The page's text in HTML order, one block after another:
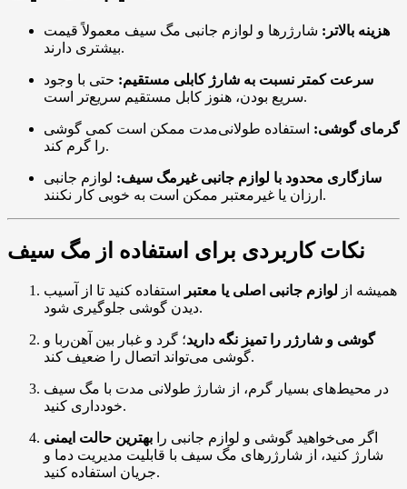
هزینه بالاتر: شارژرها و لوازم جانبی مگ سیف معمولاً قیمت
بیشتری دارند.
سرعت کمتر نسبت به شارژ کابلی مستقیم: حتی با وجود
سریع بودن، هنوز کابل مستقیم سریع‌تر است.
گرمای گوشی: استفاده طولانی‌مدت ممکن است کمی گوشی
را گرم کند.
سازگاری محدود با لوازم جانبی غیرمگ سیف: لوازم جانبی
ارزان یا غیرمعتبر ممکن است به خوبی کار نکنند.
نکات کاربردی برای استفاده از مگ سیف
همیشه از لوازم جانبی اصلی یا معتبر
استفاده کنید تا از آسیب
دیدن گوشی جلوگیری شود.
گوشی و شارژر را تمیز نگه دارید؛ گرد و غبار بین آهن‌ربا و
گوشی می‌تواند اتصال را ضعیف کند.
در محیط‌های بسیار گرم، از شارژ طولانی مدت با مگ سیف
خودداری کنید.
اگر می‌خواهید گوشی و لوازم جانبی را بهترین حالت ایمنی
شارژ کنید، از شارژرهای مگ سیف با قابلیت مدیریت دما و
جریان استفاده کنید.